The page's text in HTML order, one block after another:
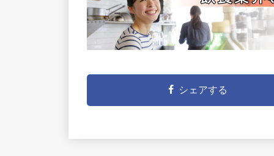
シェアする